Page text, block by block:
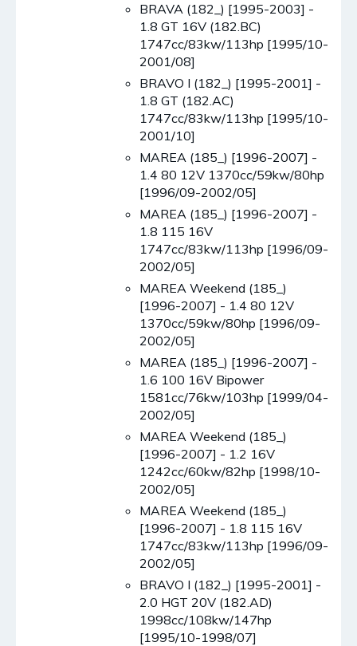
BRAVA (182_) [1995-2003] -
1.8 GT 16V (182.BC)
1747cc/83kw/113hp [1995/10-
2001/08]
BRAVO I (182_) [1995-2001] -
1.8 GT (182.AC)
1747cc/83kw/113hp [1995/10-
2001/10]
MAREA (185_) [1996-2007] -
1.4 80 12V 1370cc/59kw/80hp
[1996/09-2002/05]
MAREA (185_) [1996-2007] -
1.8 115 16V
1747cc/83kw/113hp [1996/09-
2002/05]
MAREA Weekend (185_)
[1996-2007] - 1.4 80 12V
1370cc/59kw/80hp [1996/09-
2002/05]
MAREA (185_) [1996-2007] -
1.6 100 16V Bipower
1581cc/76kw/103hp [1999/04-
2002/05]
MAREA Weekend (185_)
[1996-2007] - 1.2 16V
1242cc/60kw/82hp [1998/10-
2002/05]
MAREA Weekend (185_)
[1996-2007] - 1.8 115 16V
1747cc/83kw/113hp [1996/09-
2002/05]
BRAVO I (182_) [1995-2001] -
2.0 HGT 20V (182.AD)
1998cc/108kw/147hp
[1995/10-1998/07]